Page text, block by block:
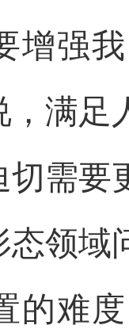
增强
，满足
切需要
领域
的难